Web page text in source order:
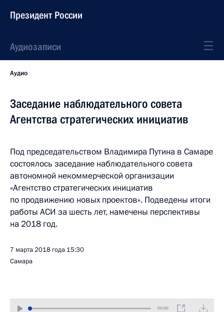
Президент России
Аудиозаписи
Аудио
Заседание наблюдательного совета
Агентства стратегических инициатив
Под председательством Владимира Путина в Самаре
состоялось заседание наблюдательного совета
автономной некоммерческой организации
«Агентство стратегических инициатив
по продвижению новых проектов». Подведены итоги
работы АСИ за шесть лет, намечены перспективы
на 2018 год.
7 марта 2018 года 15:30
Самара
00:00